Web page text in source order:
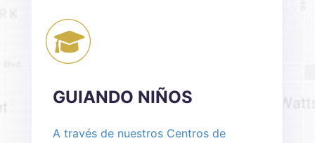
GUIANDO NIÑOS
A través de nuestros Centros de